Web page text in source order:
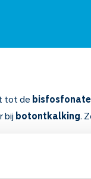
tot de
bij botontkalking.